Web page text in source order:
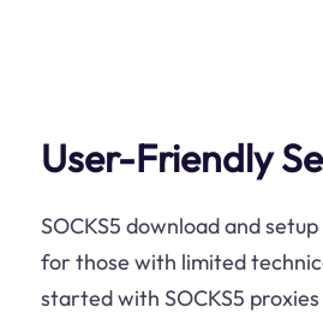
User-Friendly
SOCKS5 download and
for those with limited
started with SOCKS5